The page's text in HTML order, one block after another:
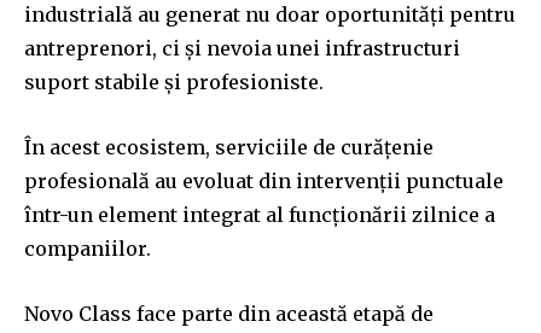
industrială au generat nu doar oportunități pentru
antreprenori, ci și nevoia unei infrastructuri
suport stabile și profesioniste.
În acest ecosistem, serviciile de curățenie
profesională au evoluat din intervenții punctuale
într-un element integrat al funcționării zilnice a
companiilor.
Novo Class face parte din această etapă de